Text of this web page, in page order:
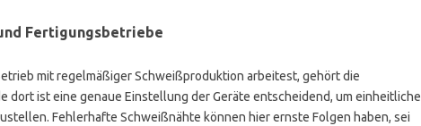
Fertigungsbetriebe
mit regelmäßiger Schweißproduktion arbeitest, gehört die
dort ist eine genaue Einstellung der Geräte entscheidend, um einheitliche
Fehlerhafte Schweißnähte können hier ernste Folgen haben, sei